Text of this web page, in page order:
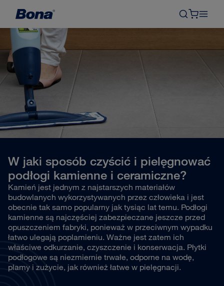
W jaki sposób czyścić i pielęgnować
podłogi kamienne i ceramiczne?
Kamień jest jednym z najstarszych materiałów
budowlanych wykorzystywanych przez człowieka i jest
obecnie tak samo popularny jak tysiąc lat temu. Podłogi
kamienne są najczęściej zabezpieczane jeszcze przed
opuszczeniem fabryki, ponieważ w przeciwnym wypadku
łatwo ulegają poplamieniu. Ważne jest zatem ich
właściwe odkurzanie, czyszczenie i konserwacja. Płytki
podłogowe są niezmiernie trwałe, odporne na wodę,
plamy i zużycie, jak również łatwe w pielęgnacji.